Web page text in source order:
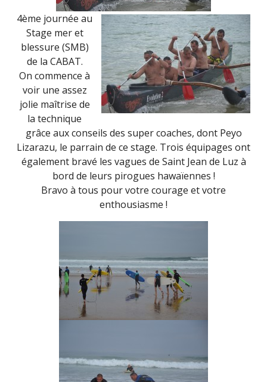
4ème journée au
Stage mer et
blessure (SMB)
de la CABAT.
On commence à
voir une assez
jolie maîtrise de
la technique
grâce aux conseils des super coaches, dont Peyo
Lizarazu, le parrain de ce stage. Trois équipages ont
également bravé les vagues de Saint Jean de Luz à
bord de leurs pirogues hawaïennes !
Bravo à tous pour votre courage et votre
enthousiasme !